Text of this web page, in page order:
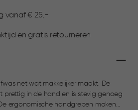
vanaf € 25,-
en gratis retourneren
net wat makkelijker maakt. De
prettig in de hand en is stevig genoeg